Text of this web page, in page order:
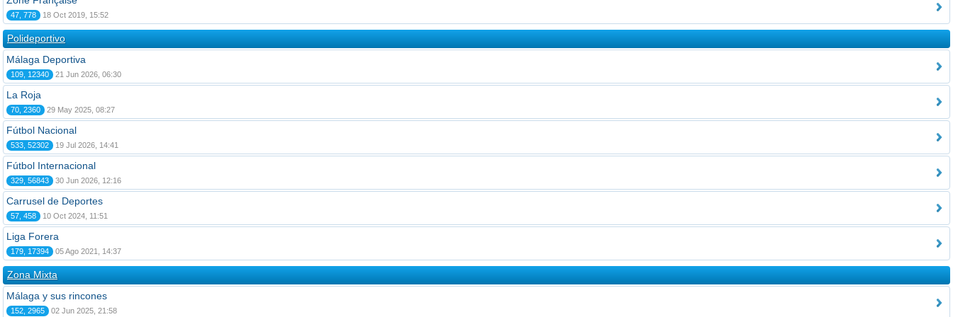
47, 778 18 Oct 2019, 15:52
Polideportivo
Málaga Deportiva
109, 12340 21 Jun 2026, 06:30
La Roja
70, 2360 29 May 2025, 08:27
Fútbol Nacional
533, 52302 19 Jul 2026, 14:41
Fútbol Internacional
329, 56843 30 Jun 2026, 12:16
Carrusel de Deportes
57, 458 10 Oct 2024, 11:51
Liga Forera
179, 17394 05 Ago 2021, 14:37
Zona Mixta
Málaga y sus rincones
152, 2965 02 Jun 2025, 21:58